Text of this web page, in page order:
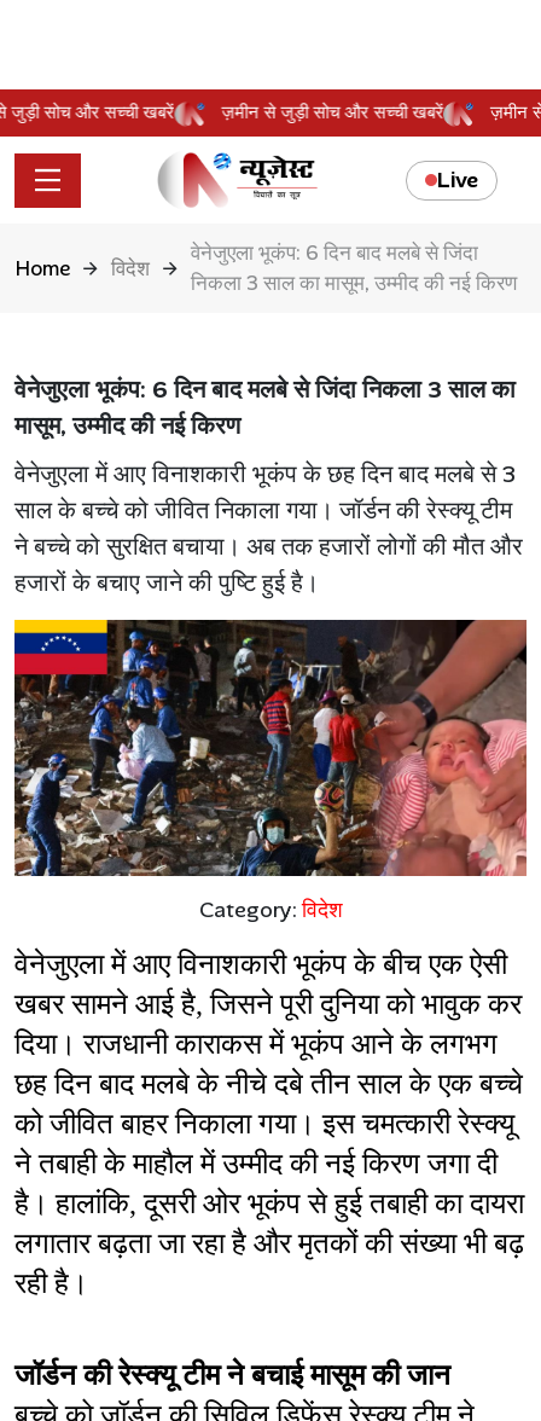
से जुड़ी सोच और सच्ची खबरें ज़मीन से जुड़ी सोच और सच्ची खबरें
Live
Home विदेश
वेनेजुएला भूकंप: 6 दिन बाद मलबे से जिंदा
निकला 3 साल का मासूम, उम्मीद की नई किरण
वेनेजुएला भूकंप: 6 दिन बाद मलबे से जिंदा निकला 3 साल का
मासूम, उम्मीद की नई किरण
वेनेजुएला में आए विनाशकारी भूकंप के छह दिन बाद मलबे से 3
साल के बच्चे को जीवित निकाला गया। जॉर्डन की रेस्क्यू टीम
ने बच्चे को सुरक्षित बचाया। अब तक हजारों लोगों की मौत और
हजारों के बचाए जाने की पुष्टि हुई है।
Category:विदेश
वेनेजुएला में आए विनाशकारी भूकंप के बीच एक ऐसी
खबर सामने आई है, जिसने पूरी दुनिया को भावुक कर
दिया। राजधानी काराकस में भूकंप आने के लगभग
छह दिन बाद मलबे के नीचे दबे तीन साल के एक बच्चे
को जीवित बाहर निकाला गया। इस चमत्कारी रेस्क्यू
ने तबाही के माहौल में उम्मीद की नई किरण जगा दी
है। हालांकि, दूसरी ओर भूकंप से हुई तबाही का दायरा
लगातार बढ़ता जा रहा है और मृतकों की संख्या भी बढ़
रही है।
जॉर्डन की रेस्क्यू टीम ने बचाई मासूम की जान